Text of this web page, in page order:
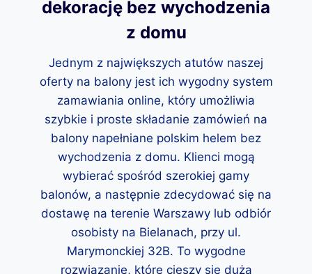
dekorację bez wychodzenia
z domu
Jednym z największych atutów naszej
oferty na balony jest ich wygodny system
zamawiania online, który umożliwia
szybkie i proste składanie zamówień na
balony napełniane polskim helem bez
wychodzenia z domu. Klienci mogą
wybierać spośród szerokiej gamy
balonów, a następnie zdecydować się na
dostawę na terenie Warszawy lub odbiór
osobisty na Bielanach, przy ul.
Marymonckiej 32B. To wygodne
rozwiązanie, które cieszy się dużą